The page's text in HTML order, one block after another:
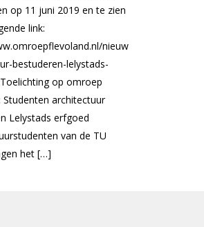
op 11 juni 2019 en te zien
link:
nieuws/171639/
bestuderen-lelystads-
op omroep
Studenten architectuur
Lelystads erfgoed
van de TU
het […]